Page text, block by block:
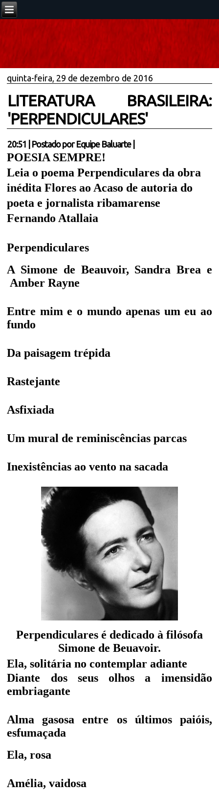
quinta-feira, 29 de dezembro de 2016
LITERATURA BRASILEIRA:
'PERPENDICULARES'
20:51 Postado por Equipe Baluarte
POESIA SEMPRE!
Leia o poema Perpendiculares da obra
inédita Flores ao Acaso de autoria do
poeta e jornalista ribamarense
Fernando Atallaia
Perpendiculares
A Simone de Beauvoir, Sandra Brea e
Amber Rayne
Entre mim e o mundo apenas um eu ao
fundo
Da paisagem trépida
Rastejante
Asfixiada
Um mural de reminiscências parcas
Inexistências ao vento na sacada
Perpendiculares é dedicado à filósofa
Simone de Beuavoir.
Ela, solitária no contemplar adiante
Diante dos seus olhos a imensidão
embriagante
Alma gasosa entre os últimos paióis,
esfumaçada
Ela, rosa
Amélia, vaidosa